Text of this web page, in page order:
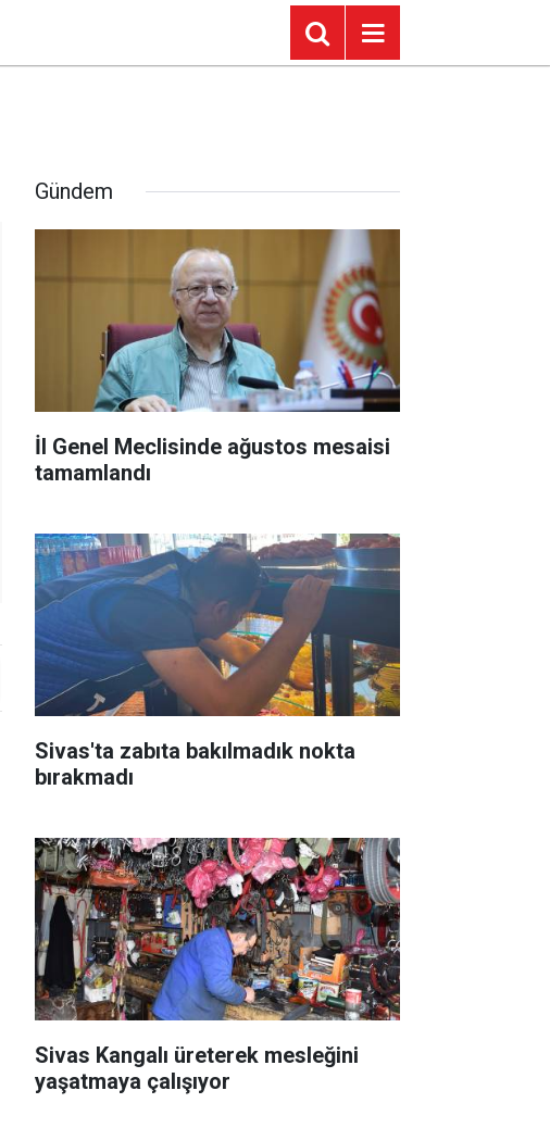
Gündem
İl Genel Meclisinde ağustos mesaisi
tamamlandı
Sivas'ta zabıta bakılmadık nokta
bırakmadı
Sivas Kangalı üreterek mesleğini
yaşatmaya çalışıyor